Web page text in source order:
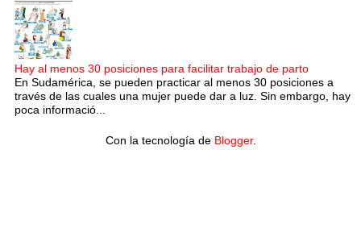
Hay al menos 30 posiciones para facilitar trabajo de parto
En Sudamérica, se pueden practicar al menos 30 posiciones a
través de las cuales una mujer puede dar a luz. Sin embargo, hay
poca informació...
Con la tecnología de Blogger.